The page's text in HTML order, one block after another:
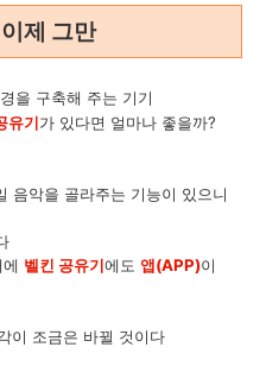
제 그만
을 구축해 주는 기기
유기가 있다면 얼마나 좋을까?
음악을 골라주는 기능이 있으니
벨킨 공유기에도 앱(APP)이
이 조금은 바뀔 것이다